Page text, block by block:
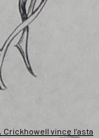
vince l’asta